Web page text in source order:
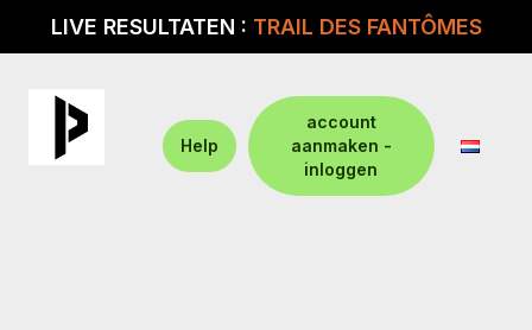
LIVE RESULTATEN : TRAIL DES FANTÔMES
Help
account
aanmaken -
inloggen